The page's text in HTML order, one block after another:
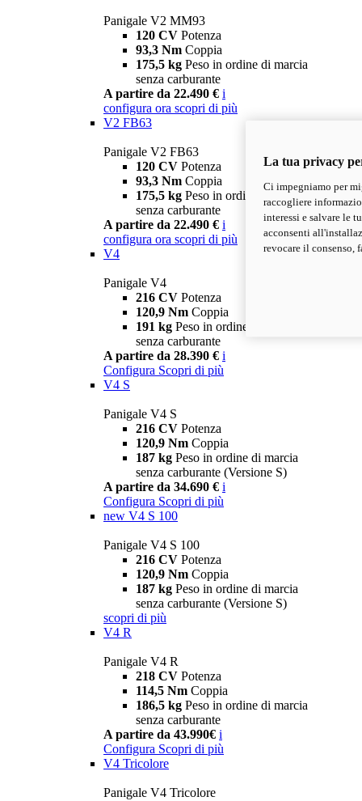
Panigale V2 MM93
120 CV Potenza
93,3 Nm Coppia
175,5 kg Peso in ordine di marcia
senza carburante
A partire da 22.490 € i
configura ora scopri di più
V2 FB63
Panigale V2 FB63
120 CV Potenza
93,3 Nm Coppia
175,5 kg Peso in ordine di marcia
senza carburante
A partire da 22.490 € i
configura ora scopri di più
V4
Panigale V4
216 CV Potenza
120,9 Nm Coppia
191 kg Peso in ordine di marcia
senza carburante
A partire da 28.390 € i
Configura Scopri di più
V4 S
Panigale V4 S
216 CV Potenza
120,9 Nm Coppia
187 kg Peso in ordine di marcia
senza carburante (Versione S)
A partire da 34.690 € i
Configura Scopri di più
new V4 S 100
Panigale V4 S 100
216 CV Potenza
120,9 Nm Coppia
187 kg Peso in ordine di marcia
senza carburante (Versione S)
scopri di più
V4 R
Panigale V4 R
218 CV Potenza
114,5 Nm Coppia
186,5 kg Peso in ordine di marcia
senza carburante
A partire da 43.990€ i
Configura Scopri di più
V4 Tricolore
Panigale V4 Tricolore
La tua privacy
Ci impegniamo per
raccogliere
interessi e salvare le
acconsenti
revocare il consenso,